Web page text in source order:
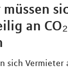
an
sich Vermieter